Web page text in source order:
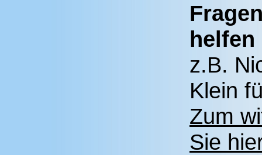
helfen
z.B.
Klein
Zum
Sie